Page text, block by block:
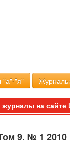
"а"-"я"
журналы на
9. № 1 2010